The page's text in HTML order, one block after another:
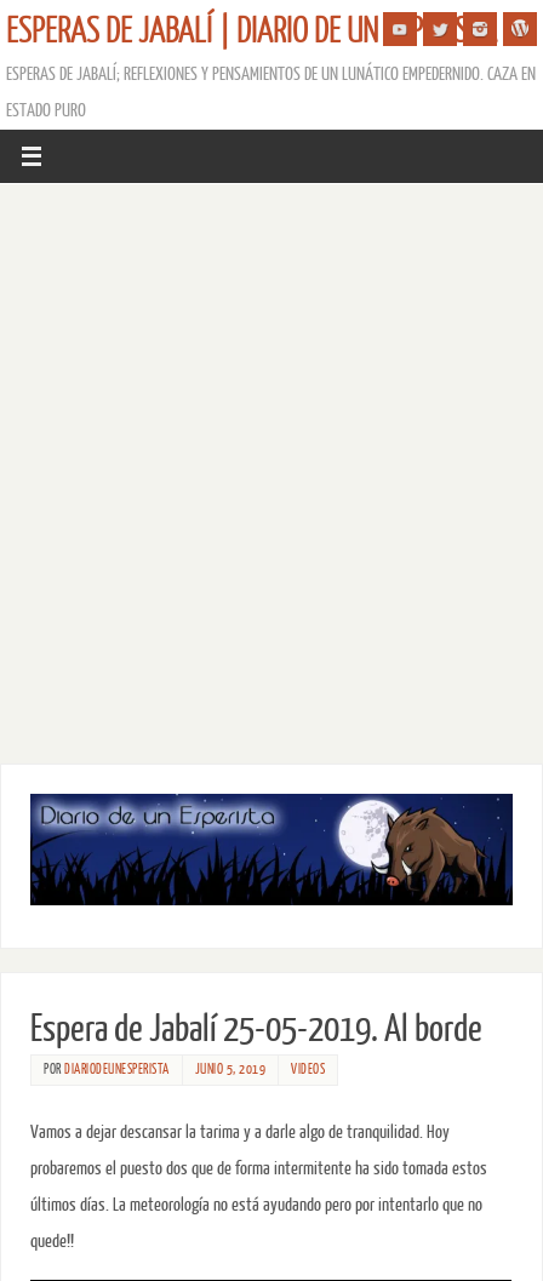
ESPERAS DE JABALÍ | DIARIO DE UN ESPERISTA
ESPERAS DE JABALÍ; REFLEXIONES Y PENSAMIENTOS DE UN LUNÁTICO EMPEDERNIDO. CAZA EN
ESTADO PURO
Espera de Jabalí 25-05-2019. Al borde
POR DIARIODEUNESPERISTA JUNIO 5, 2019 VIDEOS
Vamos a dejar descansar la tarima y a darle algo de tranquilidad. Hoy
probaremos el puesto dos que de forma intermitente ha sido tomada estos
últimos días. La meteorología no está ayudando pero por intentarlo que no
quede!!